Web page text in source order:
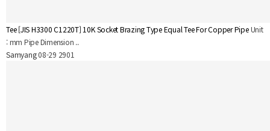
Tee [JIS H3300 C1220T] 10K Socket Brazing Type Equal Tee For Copper PipeUnit
: mm Pipe Dimension ..
Samyang08-29 2901